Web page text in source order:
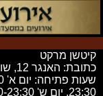
קיטשן מרקט
כתובת: האנגר 12, שוק הנמל תל אביב.
שעות פתיחה:
23:30, יום ש' 12:00-23:30.